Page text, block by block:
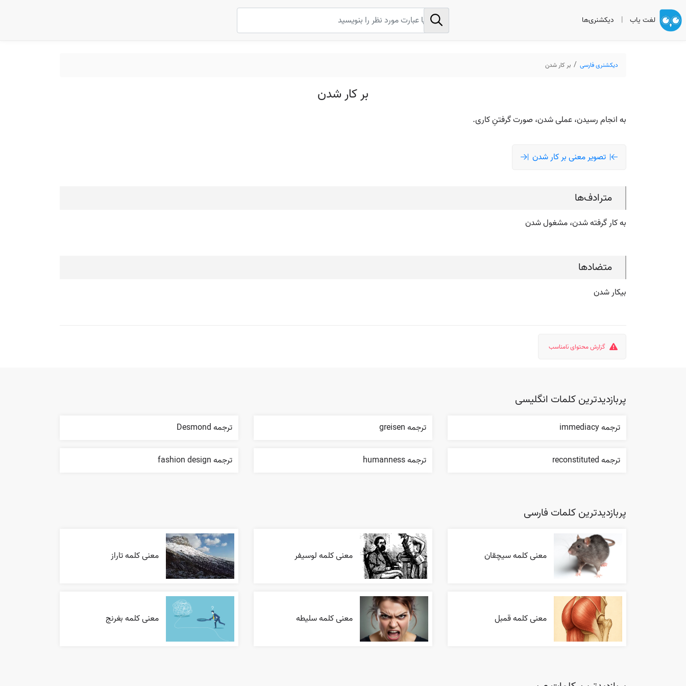
لغت یاب | دیکشنری‌ها
دیکشنری فارسی بر کار شدن
بر کار شدن
به انجام رسیدن، عملی شدن، صورت گرفتنِ کاری.
تصویر معنی بر کار شدن
مترادف‌ها
به کار گرفته شدن، مشغول شدن
متضادها
بیکار شدن
گزارش محتوای نامناسب
پربازدیدترین کلمات انگلیسی
ترجمه immediacy ترجمه greisen ترجمه Desmond
ترجمه reconstituted ترجمه humanness ترجمه fashion design
پربازدیدترین کلمات فارسی
معنی کلمه سیچقان معنی کلمه لوسیفر معنی کلمه تاراز
معنی کلمه قمبل معنی کلمه سلیطه معنی کلمه بغرنج